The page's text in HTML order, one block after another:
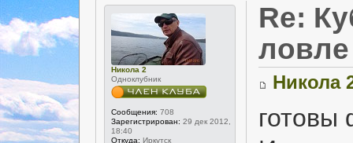
Никола 2
Одноклубник
Сообщения: 708
Зарегистрирован: 29 дек 2012,
18:40
Откуда: Иркутск
Re:
Никола
готовы